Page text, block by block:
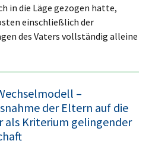
in die Läge gezogen hatte,
einschließlich der
des Vaters vollständig alleine
–
der Eltern auf die
als Kriterium gelingender